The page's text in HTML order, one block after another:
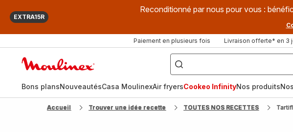
EXTRA15R
Reconditionné par nous pour vous :
Paiement en plusieurs fois Livraison offerte* en 3
["Que
recherchez-
vous
?",
fryer",
"Companion"]
Bons plansNouveautésCasa MoulinexAir fryersCookeo InfinityNos produits
Accueil Trouver une idée recette TOUTES NOS RECETTES